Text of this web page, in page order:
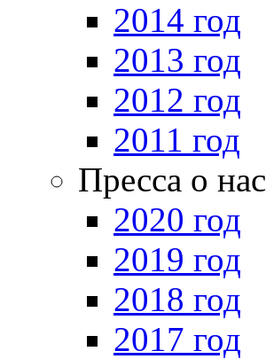
2014 год
2013 год
2012 год
2011 год
Пресса о нас
2020 год
2019 год
2018 год
2017 год